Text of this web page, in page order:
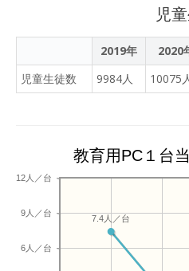
児
2019年 2020
児童生徒数
9984人 10075
教育用PC１台
6人／台
9人／台
12人／台
7.4人／台